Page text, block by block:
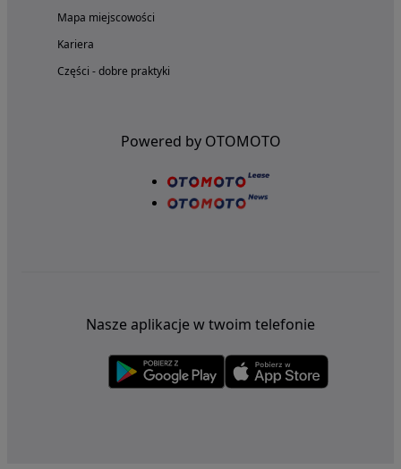
Mapa miejscowości
Kariera
Części - dobre praktyki
Powered by OTOMOTO
Nasze aplikacje w twoim telefonie